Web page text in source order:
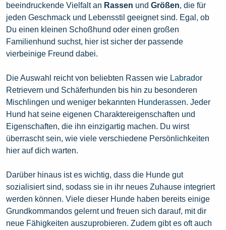
beeindruckende Vielfalt an Rassen und Größen, die für
jeden Geschmack und Lebensstil geeignet sind. Egal, ob
Du einen kleinen Schoßhund oder einen großen
Familienhund suchst, hier ist sicher der passende
vierbeinige Freund dabei.
Die Auswahl reicht von beliebten Rassen wie Labrador
Retrievern und Schäferhunden bis hin zu besonderen
Mischlingen und weniger bekannten Hunderassen. Jeder
Hund hat seine eigenen Charaktereigenschaften und
Eigenschaften, die ihn einzigartig machen. Du wirst
überrascht sein, wie viele verschiedene Persönlichkeiten
hier auf dich warten.
Darüber hinaus ist es wichtig, dass die Hunde gut
sozialisiert sind, sodass sie in ihr neues Zuhause integriert
werden können. Viele dieser Hunde haben bereits einige
Grundkommandos gelernt und freuen sich darauf, mit dir
neue Fähigkeiten auszuprobieren. Zudem gibt es oft auch